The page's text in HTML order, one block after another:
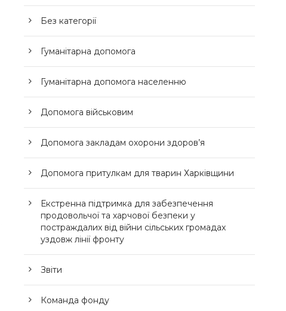
Без категорії
Гуманітарна допомога
Гуманітарна допомога населенню
Допомога військовим
Допомога закладам охорони здоров’я
Допомога притулкам для тварин Харківщини
Екстренна підтримка для забезпечення
продовольчої та харчової безпеки у
постраждалих від війни сільських громадах
уздовж лінії фронту
Звіти
Команда фонду